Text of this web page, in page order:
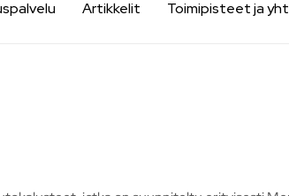
Artikkelit Toimipisteet ja